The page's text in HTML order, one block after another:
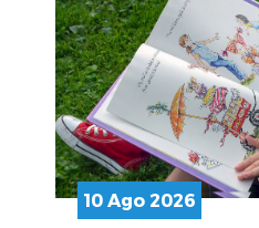
10 Ago 2026